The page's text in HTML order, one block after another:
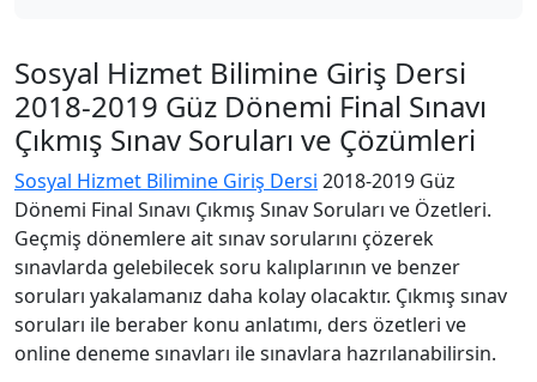
Sosyal Hizmet Bilimine Giriş Dersi
2018-2019 Güz Dönemi Final Sınavı
Çıkmış Sınav Soruları ve Çözümleri
Sosyal Hizmet Bilimine Giriş Dersi 2018-2019 Güz
Dönemi Final Sınavı Çıkmış Sınav Soruları ve Özetleri.
Geçmiş dönemlere ait sınav sorularını çözerek
sınavlarda gelebilecek soru kalıplarının ve benzer
soruları yakalamanız daha kolay olacaktır. Çıkmış sınav
soruları ile beraber konu anlatımı, ders özetleri ve
online deneme sınavları ile sınavlara hazrılanabilirsin.